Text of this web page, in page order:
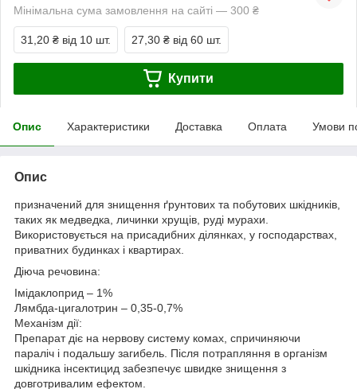
Мінімальна сума замовлення на сайті — 300 ₴
31,20 ₴ від 10 шт. 27,30 ₴ від 60 шт.
Купити
Опис Характеристики Доставка Оплата Умови
Опис
призначений для знищення ґрунтових та побутових шкідників,
таких як медведка, личинки хрущів, руді мурахи.
Використовується на присадибних ділянках, у господарствах,
приватних будинках і квартирах.
Діюча речовина:
Імідаклоприд – 1%
Лямбда-цигалотрин – 0,35-0,7%
Механізм дії:
Препарат діє на нервову систему комах, спричиняючи
параліч і подальшу загибель. Після потрапляння в організм
шкідника інсектицид забезпечує швидке знищення з
довготривалим ефектом.